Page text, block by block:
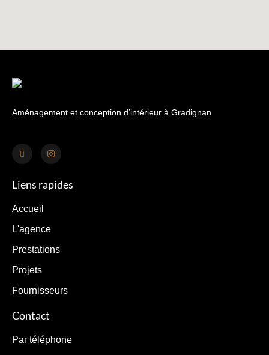
Aménagement et conception d’intérieur à Gradignan
Liens rapides
Accueil
L'agence
Prestations
Projets
Fournisseurs
Contact
Par téléphone